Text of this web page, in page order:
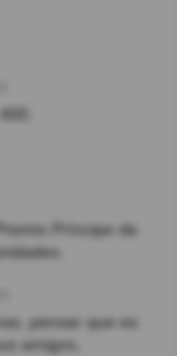
Príncipe de
pensar que es
amigos,